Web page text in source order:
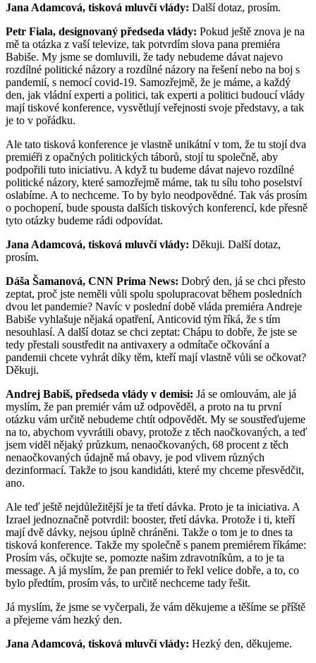
Jana Adamcová, tisková mluvčí vlády: Další dotaz, prosím.
Petr Fiala, designovaný předseda vlády: Pokud ještě znova je na
mě ta otázka z vaší televize, tak potvrdím slova pana premiéra
Babiše. My jsme se domluvili, že tady nebudeme dávat najevo
rozdílné politické názory a rozdílné názory na řešení nebo na boj s
pandemií, s nemocí covid-19. Samozřejmě, že je máme, a každý
den, jak vládní experti a politici, tak experti a politici budoucí vlády
mají tiskové konference, vysvětlují veřejnosti svoje představy, a tak
je to v pořádku.
Ale tato tisková konference je vlastně unikátní v tom, že tu stojí dva
premiéři z opačných politických táborů, stojí tu společně, aby
podpořili tuto iniciativu. A když tu budeme dávat najevo rozdílné
politické názory, které samozřejmě máme, tak tu sílu toho poselství
oslabíme. A to nechceme. To by bylo neodpovědné. Tak vás prosím
o pochopení, bude spousta dalších tiskových konferencí, kde přesně
tyto otázky budeme rádi odpovídat.
Jana Adamcová, tisková mluvčí vlády: Děkuji. Další dotaz,
prosím.
Dáša Šamanová, CNN Prima News: Dobrý den, já se chci přesto
zeptat, proč jste neměli vůli spolu spolupracovat během posledních
dvou let pandemie? Navíc v poslední době vláda premiéra Andreje
Babiše vyhlašuje nějaká opatření, Anticovid tým říká, že s tím
nesouhlasí. A další dotaz se chci zeptat: Chápu to dobře, že jste se
tedy přestali soustředit na antivaxery a odmítače očkování a
pandemii chcete vyhrát díky těm, kteří mají vlastně vůli se očkovat?
Děkuji.
Andrej Babiš, předseda vlády v demisi: Já se omlouvám, ale já
myslím, že pan premiér vám už odpověděl, a proto na tu první
otázku vám určitě nebudeme chtít odpovědět. My se soustřeďujeme
na to, abychom vyvrátili obavy, protože z těch naočkovaných, a teď
jsem viděl nějaký průzkum, nenaočkovaných, 68 procent z těch
nenaočkovaných údajně má obavy, je pod vlivem různých
dezinformací. Takže to jsou kandidáti, které my chceme přesvědčit,
ano.
Ale teď ještě nejdůležitější je ta třetí dávka. Proto je ta iniciativa. A
Izrael jednoznačně potvrdil: booster, třetí dávka. Protože i ti, kteří
mají dvě dávky, nejsou úplně chráněni. Takže o tom je to dnes ta
tisková konference. Takže my společně s panem premiérem říkáme:
Prosím vás, očkujte se, pomozte našim zdravotníkům, a to je ta
message. A já myslím, že pan premiér to řekl velice dobře, a to, co
bylo předtím, prosím vás, to určitě nechceme tady řešit.
Já myslím, že jsme se vyčerpali, že vám děkujeme a těšíme se příště
a přejeme vám hezký den.
Jana Adamcová, tisková mluvčí vlády: Hezký den, děkujeme.